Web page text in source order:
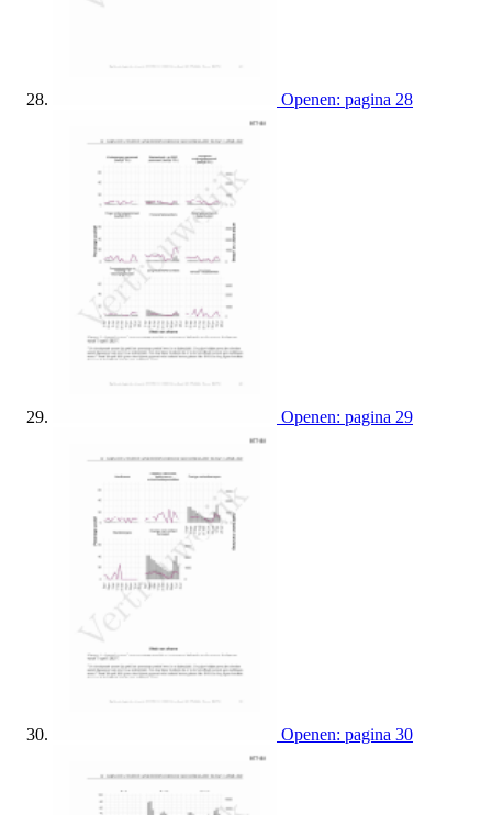
Openen: pagina 28
Openen: pagina 29
Openen: pagina 30